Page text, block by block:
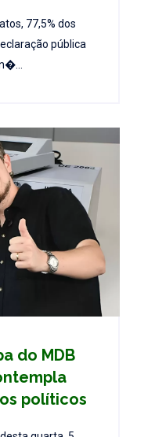
77,5% dos
pública
do MDB
políticos